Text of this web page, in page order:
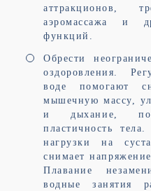
аттракционов,
аэромассажа и
функций.
Обрести
оздоровления.
воде помогают
мышечную массу,
и дыхание,
пластичность
нагрузки на
снимает
Плавание
водные занятия